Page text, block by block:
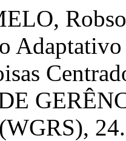
Adaptativo